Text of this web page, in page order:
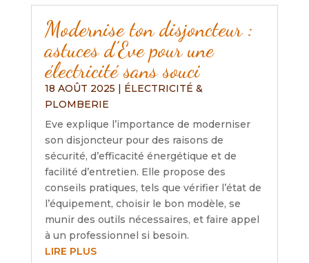
Modernise ton disjoncteur :
astuces d’Eve pour une
électricité sans souci
18 AOÛT 2025 | ÉLECTRICITÉ &
PLOMBERIE
Eve explique l’importance de moderniser
son disjoncteur pour des raisons de
sécurité, d’efficacité énergétique et de
facilité d’entretien. Elle propose des
conseils pratiques, tels que vérifier l’état de
l’équipement, choisir le bon modèle, se
munir des outils nécessaires, et faire appel
à un professionnel si besoin.
LIRE PLUS